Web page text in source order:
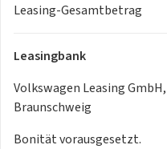
Leasing-Gesamtbetrag
Leasingbank
Volkswagen Leasing
Braunschweig
Bonität vorausgesetzt.